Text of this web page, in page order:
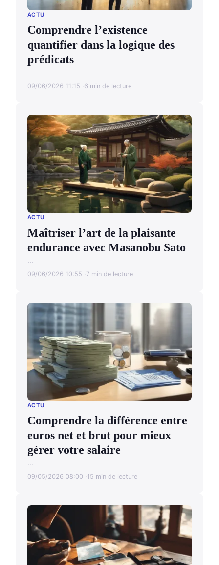
ACTU
Comprendre l’existence
quantifier dans la logique des
prédicats
...
09/06/2026 11:15 6 min de lecture
ACTU
Maîtriser l’art de la plaisante
endurance avec Masanobu Sato
...
09/06/2026 10:55 7 min de lecture
ACTU
Comprendre la différence entre
euros net et brut pour mieux
gérer votre salaire
...
09/05/2026 08:00 15 min de lecture